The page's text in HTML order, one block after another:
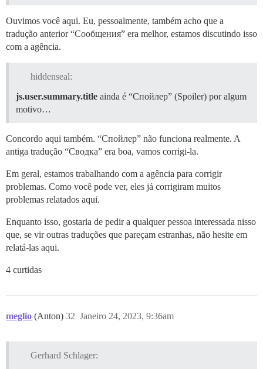
Ouvimos você aqui. Eu, pessoalmente, também acho que a
tradução anterior “Сообщения” era melhor, estamos discutindo isso
com a agência.
hiddenseal:
js.user.summary.title ainda é “Спойлер” (Spoiler) por algum
motivo…
Concordo aqui também. “Спойлер” não funciona realmente. A
antiga tradução “Сводка” era boa, vamos corrigi-la.
Em geral, estamos trabalhando com a agência para corrigir
problemas. Como você pode ver, eles já corrigiram muitos
problemas relatados aqui.
Enquanto isso, gostaria de pedir a qualquer pessoa interessada nisso
que, se vir outras traduções que pareçam estranhas, não hesite em
relatá-las aqui.
4 curtidas
meglio (Anton) Janeiro 24, 2023, 9:36am
32
Gerhard Schlager: